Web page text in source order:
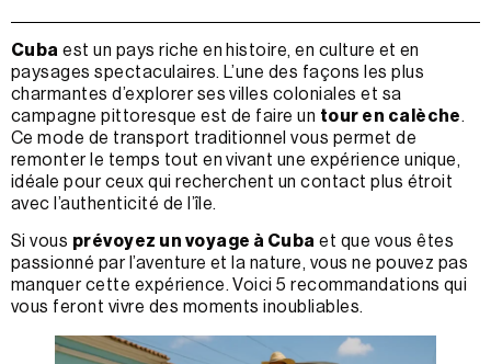
Cuba est un pays riche en histoire, en culture et en
paysages spectaculaires. L’une des façons les plus
charmantes d’explorer ses villes coloniales et sa
campagne pittoresque est de faire un tour en calèche.
Ce mode de transport traditionnel vous permet de
remonter le temps tout en vivant une expérience unique,
idéale pour ceux qui recherchent un contact plus étroit
avec l’authenticité de l’île.
Si vous prévoyez un voyage à Cuba et que vous êtes
passionné par l’aventure et la nature, vous ne pouvez pas
manquer cette expérience. Voici 5 recommandations qui
vous feront vivre des moments inoubliables.